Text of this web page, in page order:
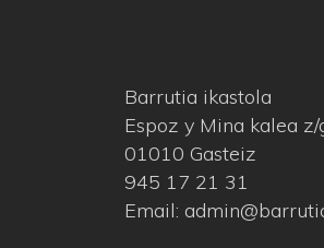
Barrutia ikastola
Espoz y Mina kalea z/
01010 Gasteiz
945 17 21 31
Email: